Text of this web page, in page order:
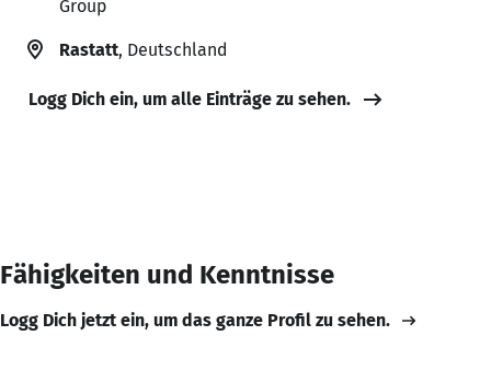
Group
Rastatt, Deutschland
Logg Dich ein, um alle Einträge zu sehen.
Fähigkeiten und Kenntnisse
Logg Dich jetzt ein, um das ganze Profil zu sehen.